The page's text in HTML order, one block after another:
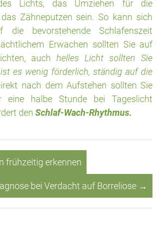
Lichts, das Umziehen für die
Zähneputzen sein. So kann sich
bevorstehende Schlafenszeit
Erwachen sollten Sie auf
auchhelles Licht sollten Sie
es wenig förderlich, ständig auf die
nach dem Aufstehen sollten Sie
eine halbe Stunde bei Tageslicht
den Schlaf-Wach-Rhythmus.
frühzeitig erkennen
bei Verdacht auf Borreliose →